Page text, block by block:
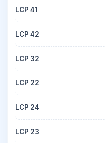
LCP 41
LCP 42
LCP 32
LCP 22
LCP 24
LCP 23